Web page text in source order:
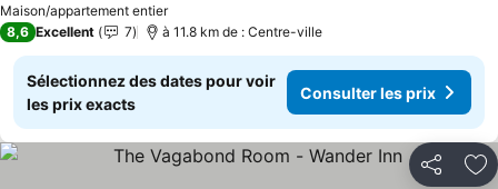
Maison/appartement entier
Consulter les prix
8,6 Excellent 7 à 11.8 km de : Centre-ville
Sélectionnez des dates pour voir
les prix exacts
Consulter les prix
Partager